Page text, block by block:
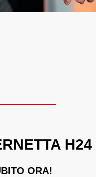
H24
ORA!